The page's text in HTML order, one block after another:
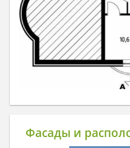
Фасады и